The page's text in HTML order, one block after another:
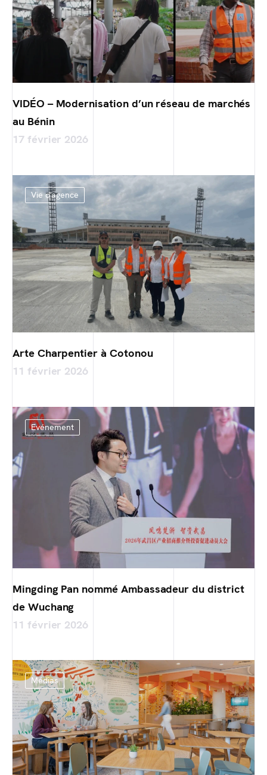
VIDÉO – Modernisation d’un réseau de marchés
au Bénin
17 février 2026
Vie d'agence
Arte Charpentier à Cotonou
11 février 2026
Evénement
Mingding Pan nommé Ambassadeur du district
de Wuchang
11 février 2026
Médias